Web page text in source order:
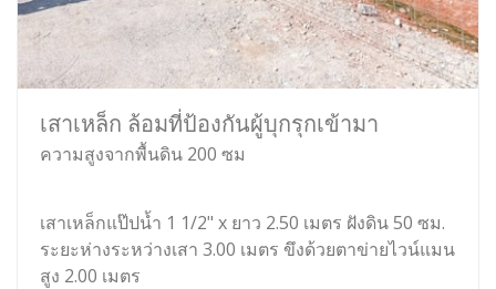
เสาเหล็ก ล้อมที่ป้องกันผู้บุกรุกเข้ามา
ความสูงจากพื้นดิน 200 ซม
เสาเหล็กแป๊ปน้ำ 1 1/2" x ยาว 2.50 เมตร ฝังดิน 50 ซม.
ระยะห่างระหว่างเสา 3.00 เมตร ขึงด้วยตาข่ายไวน์แมน
สูง 2.00 เมตร